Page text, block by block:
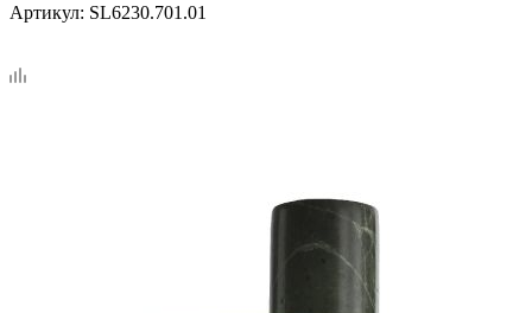
Артикул: SL6230.701.01